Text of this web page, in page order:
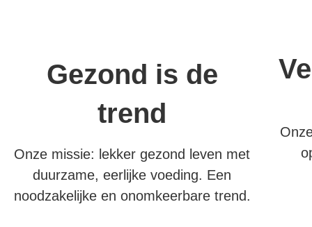
Gezond is de
trend
Onze missie: lekker gezond leven met
duurzame, eerlijke voeding. Een
noodzakelijke en onomkeerbare trend.